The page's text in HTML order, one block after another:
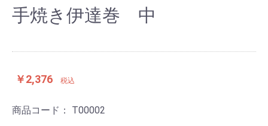
手焼き伊達巻 中
￥2,376 税込
商品コード： T00002